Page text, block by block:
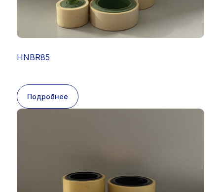
HNBR85
Подробнее